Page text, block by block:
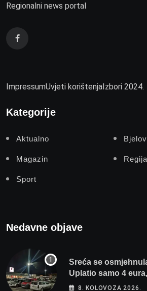
Regionalni news portal
ImpressumUvjeti korištenjaIzbori 2024.
Kategorije
Aktualno
Magazin Regija
Sport
Nedavne objave
Sreća se
Uplatio samo 4
80 tisuća eura
8. KOLOVOZA 2026.